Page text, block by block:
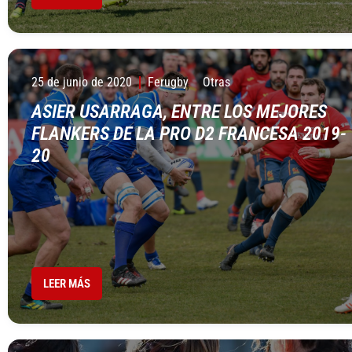
25 de junio de 2020 Ferugby Otras
ASIER USARRAGA, ENTRE LOS MEJORES
FLANKERS DE LA PRO D2 FRANCESA 2019-
20
LEER MÁS